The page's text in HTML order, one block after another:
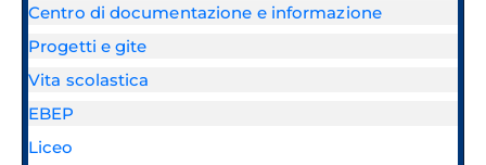
Centro di documentazione e informazione
Progetti e gite
Vita scolastica
EBEP
Liceo